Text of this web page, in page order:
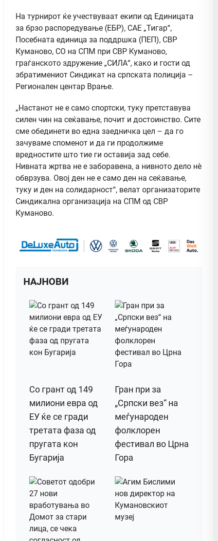
На турнирот ќе учествуваат екипи од Единицата
за брзо распоредување (ЕБР), САЕ „Тигар“,
Посебната единица за поддршка (ПЕП), СВР
Куманово, СО на СПМ при СВР Куманово,
граѓанското здружение „СИЛА“, како и гости од
збратимениот Синдикат на српската полиција –
Регионален центар Врање.
„Настанот не е само спортски, туку претставува
силен чин на сеќавање, почит и достоинство. Сите
сме обединети во една заедничка цел – да го
зачуваме споменот и да ги продолжиме
вредностите што тие ги оставија зад себе.
Нивната жртва не е заборавена, а нивното дело нè
обврзува. Овој ден не е само ден на сеќавање,
туку и ден на солидарност“, велат организаторите
Синдикална организација на СПМ од СВР
Куманово.
НАЈНОВИ
Со грант од 149
милиони евра од
ЕУ ќе се гради
третата фаза од
пругата кон
Бугарија
Гран при за
„Српски вез“ на
меѓународен
фолклорен
фестивал во Црна
Гора